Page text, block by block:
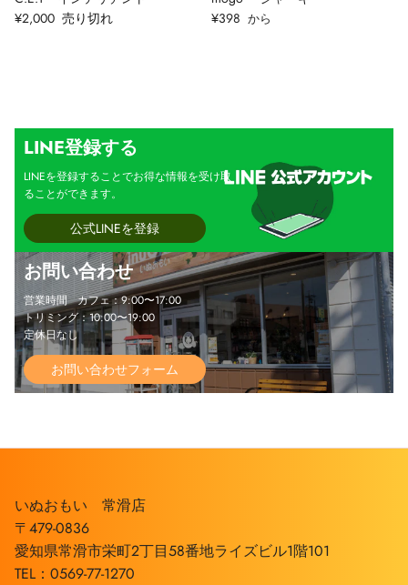
¥2,000 売り切れ
¥398 から
LINE登録する
LINEを登録することでお得な情報を受け取
ることができます。
公式LINEを登録
お問い合わせ
営業時間 カフェ：9:00〜17:00
トリミング：10:00〜19:00
定休日なし
お問い合わせフォーム
いぬおもい 常滑店
〒479-0836
愛知県常滑市栄町2丁目58番地ライズビル1階101
TEL：0569-77-1270